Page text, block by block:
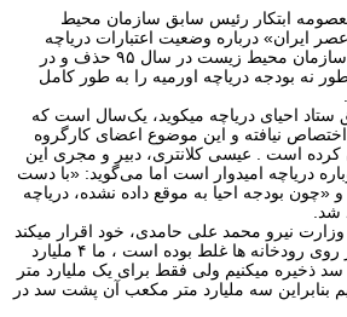
ابتکار رئیس سابق سازمان محیط
ایران» درباره وضعیت اعتبارات دریاچه
اورمیه گفته است ، بودجه سازمان محیط زیست در سال ۹۵ حذف و در
طور نه بودجه دریاچه اورمیه را به طور کامل
احیای دریاچه میکوید، یک‌سال است که
اختصاص نیافته و این موضوع اعضای کارگروه
کرده است . عیسی کلانتری، دبیر و مجری این
دریاچه امیدوار است اما می‌گوید: «با دست
«چون بودجه احیا به موقع داده نشده، دریاچه
شد.
نیرو محمد علی حامدی، خود اقرار میکند
که پروژه های سد سازی بر روی رودخانه ها غلط بوده است ، ما ۴ ملیارد
ذخیره میکنیم ولی فقط برای یک ملیارد متر
بنابراین سه ملیارد متر مکعب آن پشت سد در